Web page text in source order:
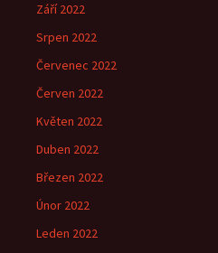
Září 2022
Srpen 2022
Červenec 2022
Červen 2022
Květen 2022
Duben 2022
Březen 2022
Únor 2022
Leden 2022